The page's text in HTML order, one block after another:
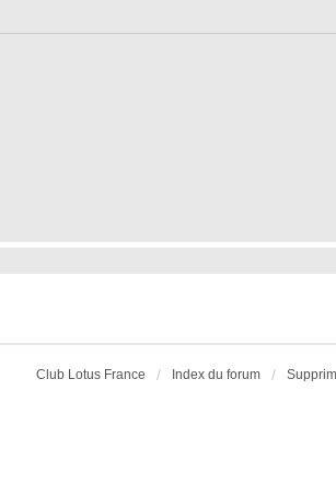
Club Lotus France Index du forum